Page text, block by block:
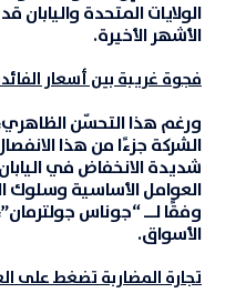
الولايات المتحدة واليابان
الأشهر الأخيرة.
فجوة غريبة بين أسعار
ورغم هذا التحسّن
الشركة جزءًا من هذا
شديدة الانخفاض في اليابان
العوامل الأساسية وسلوك
وفقًا لــ “جوناس
الأسواق.
تجارة المضاربة تضغط على